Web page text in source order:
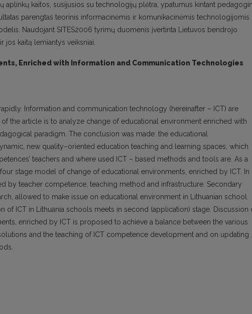
aplinkų kaitos, susijusios su technologijų plėtra, ypatumus kintant
parengtas teorinis informacinėmis ir komunikacinėmis technologijomis
Naudojant SITES2006 tyrimų duomenis įvertinta Lietuvos bendrojo
jos kaitą lemiantys veiksniai.
Enriched with Information and Communication Technologies
Information and communication technology (hereinafter – ICT) are
the article is to analyze change of educational environment enriched with
paradigm. The conclusion was made: the educational
new quality–oriented education teaching and learning spaces, which
teachers and where used ICT – based methods and tools are. As a
stage model of change of educational environments, enriched by ICT. In
by teacher competence, teaching method and infrastructure. Secondary
allowed to make issue on educational environment in Lithuanian school.
of ICT in Lithuania schools meets in second (application) stage. Discussion
enriched by ICT is proposed to achieve a balance between the various
and the teaching of ICT competence development and on updating